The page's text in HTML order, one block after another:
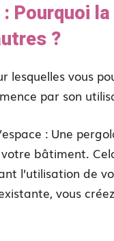
Pourquoi
?
lesquelles vous
par son
: Une
bâtiment.
l’utilisation de
vous